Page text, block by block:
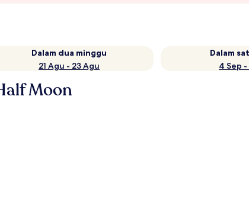
Dalam dua minggu
21 Agu - 23 Agu
Dalam
4 Sep -
Moon